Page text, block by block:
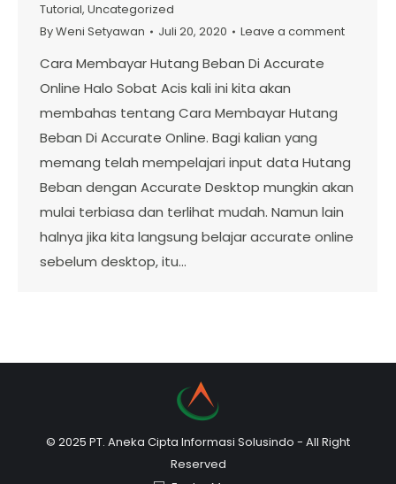
Tutorial, Uncategorized
ByWeni Setyawan Juli 20, 2020 Leave a comment
Cara Membayar Hutang Beban Di Accurate
Online Halo Sobat Acis kali ini kita akan
membahas tentang Cara Membayar Hutang
Beban Di Accurate Online. Bagi kalian yang
memang telah mempelajari input data Hutang
Beban dengan Accurate Desktop mungkin akan
mulai terbiasa dan terlihat mudah. Namun lain
halnya jika kita langsung belajar accurate online
sebelum desktop, itu…
© 2025 PT. Aneka Cipta Informasi Solusindo - All Right
Reserved